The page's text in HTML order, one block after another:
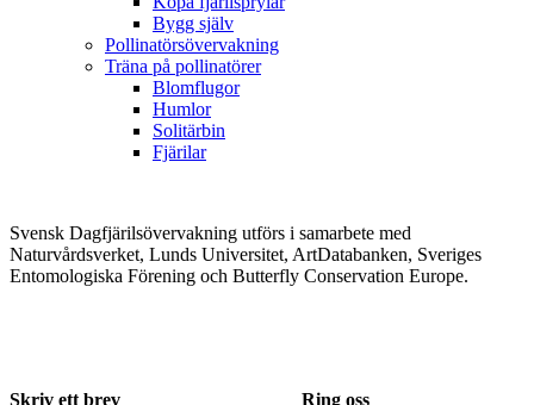
Bygg själv
Pollinatörsövervakning
Träna på pollinatörer
Blomflugor
Humlor
Solitärbin
Fjärilar
Svensk Dagfjärilsövervakning utförs i samarbete med
Naturvårdsverket, Lunds Universitet, ArtDatabanken, Sveriges
Entomologiska Förening och Butterfly Conservation Europe.
Skriv ett brev Ring oss